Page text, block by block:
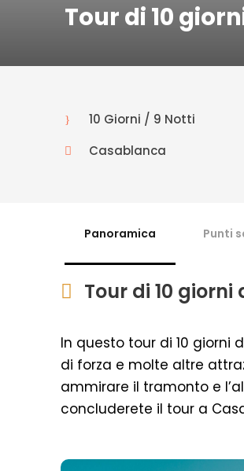
Tour di 10
10 Giorni / 9 Notti
Casablanca
Panoramica Punti
Tour di 10
In questo tour di 10 giorni
di forza e molte altre
ammirare il tramonto e
concluderete il tour a